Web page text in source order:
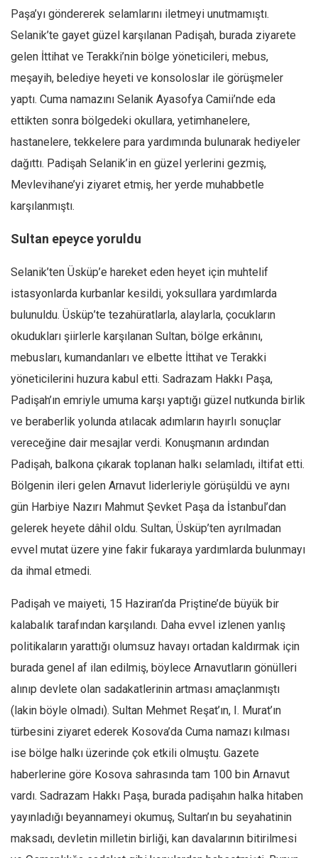
Gıda-Beslenme
Hayat
Türkiye
Siyaset
Dünya
Avrupa
Afrika
İslam Dünyası
Avustralya
Tarih
Düşünce
Dosyalar
Paşa’yı göndererek selamlarını iletmeyi unutmamıştı.
Selanik’te gayet güzel karşılanan Padişah, burada ziyarete
gelen İttihat ve Terakki’nin bölge yöneticileri, mebus,
meşayih, belediye heyeti ve konsoloslar ile görüşmeler
yaptı. Cuma namazını Selanik Ayasofya Camii’nde eda
ettikten sonra bölgedeki okullara, yetimhanelere,
hastanelere, tekkelere para yardımında bulunarak hediyeler
dağıttı. Padişah Selanik’in en güzel yerlerini gezmiş,
Mevlevihane’yi ziyaret etmiş, her yerde muhabbetle
karşılanmıştı.
Sultan epeyce yoruldu
Selanik’ten Üsküp’e hareket eden heyet için muhtelif
istasyonlarda kurbanlar kesildi, yoksullara yardımlarda
bulunuldu. Üsküp’te tezahüratlarla, alaylarla, çocukların
okudukları şiirlerle karşılanan Sultan, bölge erkânını,
mebusları, kumandanları ve elbette İttihat ve Terakki
yöneticilerini huzura kabul etti. Sadrazam Hakkı Paşa,
Padişah’ın emriyle umuma karşı yaptığı güzel nutkunda birlik
ve beraberlik yolunda atılacak adımların hayırlı sonuçlar
vereceğine dair mesajlar verdi. Konuşmanın ardından
Padişah, balkona çıkarak toplanan halkı selamladı, iltifat etti.
Bölgenin ileri gelen Arnavut liderleriyle görüşüldü ve aynı
gün Harbiye Nazırı Mahmut Şevket Paşa da İstanbul’dan
gelerek heyete dâhil oldu. Sultan, Üsküp’ten ayrılmadan
evvel mutat üzere yine fakir fukaraya yardımlarda bulunmayı
da ihmal etmedi.
Padişah ve maiyeti, 15 Haziran’da Priştine’de büyük bir
kalabalık tarafından karşılandı. Daha evvel izlenen yanlış
politikaların yarattığı olumsuz havayı ortadan kaldırmak için
burada genel af ilan edilmiş, böylece Arnavutların gönülleri
alınıp devlete olan sadakatlerinin artması amaçlanmıştı
(lakin böyle olmadı). Sultan Mehmet Reşat’ın, I. Murat’ın
türbesini ziyaret ederek Kosova’da Cuma namazı kılması
ise bölge halkı üzerinde çok etkili olmuştu. Gazete
haberlerine göre Kosova sahrasında tam 100 bin Arnavut
vardı. Sadrazam Hakkı Paşa, burada padişahın halka hitaben
yayınladığı beyannameyi okumuş, Sultan’ın bu seyahatinin
maksadı, devletin milletin birliği, kan davalarının bitirilmesi